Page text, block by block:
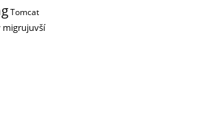
Tomcat
migrujuvší